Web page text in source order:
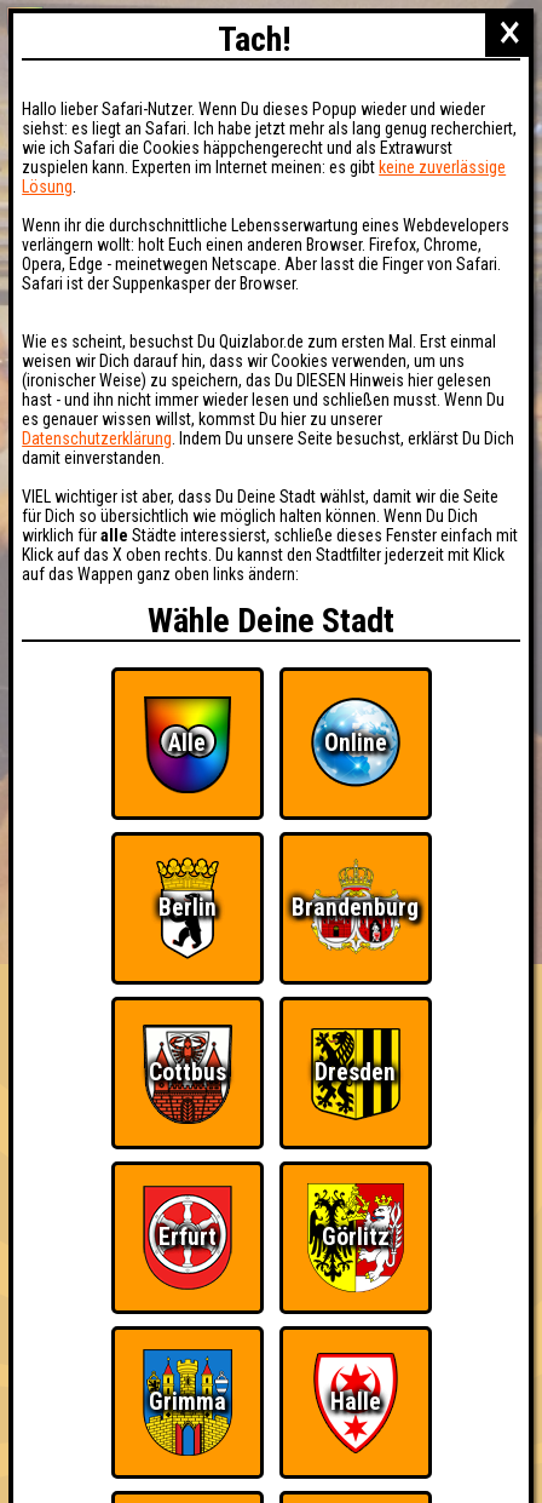
HIGHSCORE RESERVIERUNG
FAQ ÜBER UNS
Damm 119
Errungenschaften
Kleiner Hinweis: bei uns sind Teams, die in einem Stechen
verlieren, trotzdem auf dem 1. Platz - den haben sie sich
schließlich verdient! Entsprechend gibt es für diese auch
Errungenschaften für den 1. Platz.
The Last of Us
Schon wieder zum
Wiederzehn macht
×
Tach!
Hallo lieber Safari-Nutzer. Wenn Du dieses Popup wieder und wieder
siehst: es liegt an Safari. Ich habe jetzt mehr als lang genug recherchiert,
wie ich Safari die Cookies häppchengerecht und als Extrawurst
zuspielen kann. Experten im Internet meinen: es gibt keine zuverlässige
Lösung
Wenn ihr die durchschnittliche Lebensserwartung eines Webdevelopers
verlängern wollt: holt Euch einen anderen Browser. Firefox, Chrome,
Opera, Edge - meinetwegen Netscape. Aber lasst die Finger von Safari.
Safari ist der Suppenkasper der Browser.
Wie es scheint, besuchst Du Quizlabor.de zum ersten Mal. Erst einmal
weisen wir Dich darauf hin, dass wir Cookies verwenden, um uns
(ironischer Weise) zu speichern, das Du DIESEN Hinweis hier gelesen
hast - und ihn nicht immer wieder lesen und schließen musst. Wenn Du
es genauer wissen willst, kommst Du hier zu unserer
Datenschutzerklärung . Indem Du unsere Seite besuchst, erklärst Du Dich
damit einverstanden.
VIEL wichtiger ist aber, dass Du Deine Stadt wählst, damit wir die Seite
für Dich so übersichtlich wie möglich halten können. Wenn Du Dich
wirklich füralle Städte interessierst, schließe dieses Fenster einfach mit
Klick auf das X oben rechts. Du kannst den Stadtfilter jederzeit mit Klick
auf das Wappen ganz oben links ändern:
Wähle Deine Stadt
Alle Online
Berlin Brandenburg
Cottbus Dresden
Erfurt Görlitz
Grimma Halle